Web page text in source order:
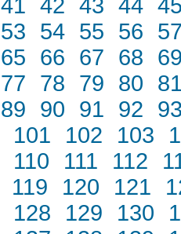
41 42 43 44
53 54 55 56
65 66 67 68
77 78 79 80
89 90 91 92
101 102 103
110 111 112
119 120 121
128 129 130